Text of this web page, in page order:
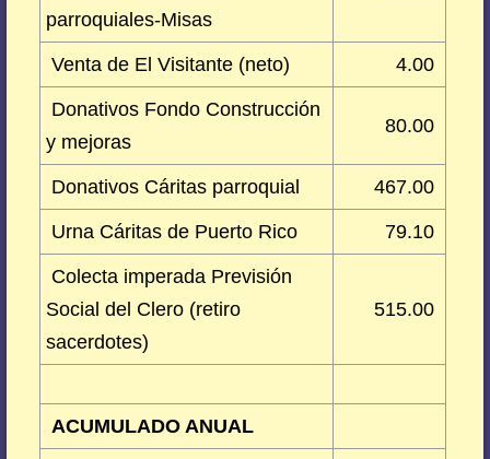
parroquiales-Misas
Venta de El Visitante (neto) 4.00
Donativos Fondo Construcción
y mejoras
80.00
Donativos Cáritas parroquial 467.00
Urna Cáritas de Puerto Rico 79.10
Colecta imperada Previsión
Social del Clero (retiro
sacerdotes)
515.00
ACUMULADO ANUAL